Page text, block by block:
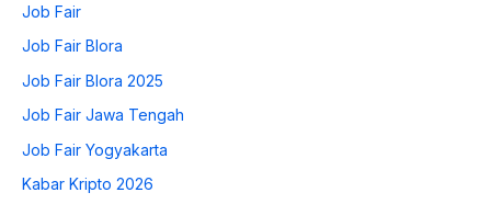
Job Fair
Job Fair Blora
Job Fair Blora 2025
Job Fair Jawa Tengah
Job Fair Yogyakarta
Kabar Kripto 2026